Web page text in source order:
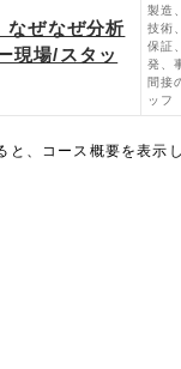
ぜなぜ分析
現場/スタッ
製造
技術
保証
発、
間接
ッフ
と、コース概要を表示